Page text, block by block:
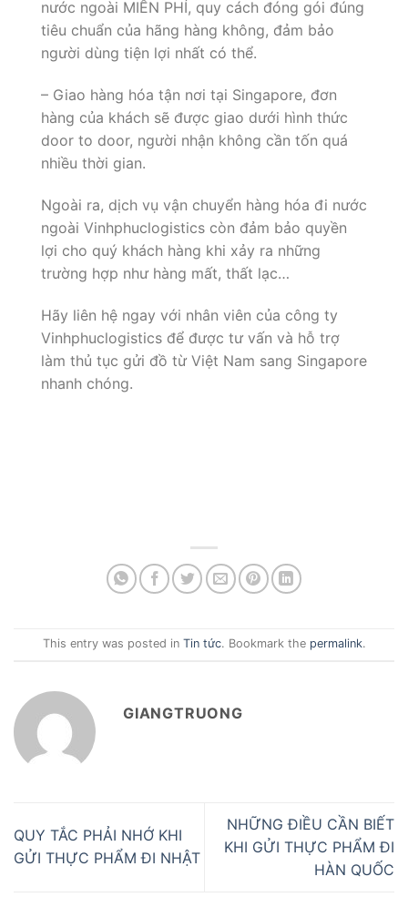
nước ngoài MIỄN PHÍ, quy cách đóng gói đúng
tiêu chuẩn của hãng hàng không, đảm bảo
người dùng tiện lợi nhất có thể.
– Giao hàng hóa tận nơi tại Singapore, đơn
hàng của khách sẽ được giao dưới hình thức
door to door, người nhận không cần tốn quá
nhiều thời gian.
Ngoài ra, dịch vụ vận chuyển hàng hóa đi nước
ngoài Vinhphuclogistics còn đảm bảo quyền
lợi cho quý khách hàng khi xảy ra những
trường hợp như hàng mất, thất lạc…
Hãy liên hệ ngay với nhân viên của công ty
Vinhphuclogistics để được tư vấn và hỗ trợ
làm thủ tục gửi đồ từ Việt Nam sang Singapore
nhanh chóng.
This entry was posted in Tin tức. Bookmark the permalink.
GIANGTRUONG
QUY TẮC PHẢI NHỚ KHI
GỬI THỰC PHẨM ĐI NHẬT
NHỮNG ĐIỀU CẦN BIẾT
KHI GỬI THỰC PHẨM ĐI
HÀN QUỐC